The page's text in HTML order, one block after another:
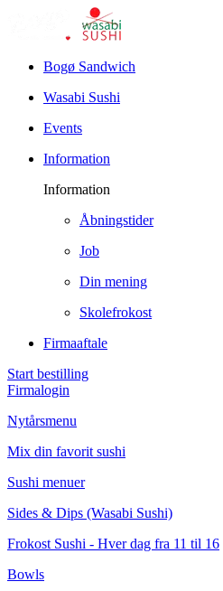
Bogø Sandwich
Wasabi Sushi
Events
Information
Information
Åbningstider
Job
Din mening
Skolefrokost
Firmaaftale
Start bestilling
Firmalogin
Nytårsmenu
Mix din favorit sushi
Sushi menuer
Sides & Dips (Wasabi Sushi)
Frokost Sushi - Hver dag fra 11 til 16
Bowls